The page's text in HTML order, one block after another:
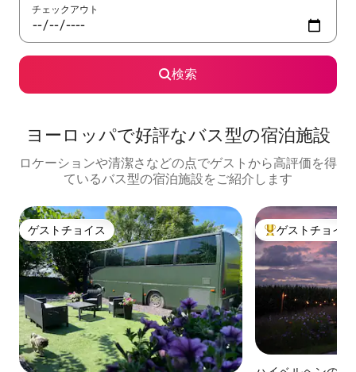
チェックアウト
検索
ヨーロッパで好評なバス型の宿泊施設
ロケーションや清潔さなどの点でゲストから高評価を得
ているバス型の宿泊施設をご紹介します
ゲストチョイス
ゲストチョイス 大好評のゲスト
ゲストチョイス